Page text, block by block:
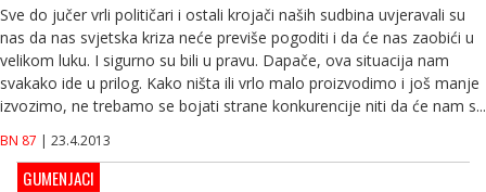
Sve do jučer vrli političari i ostali krojači naših sudbina uvjeravali su
nas da nas svjetska kriza neće previše pogoditi i da će nas zaobići u
velikom luku. I sigurno su bili u pravu. Dapače, ova situacija nam
svakako ide u prilog. Kako ništa ili vrlo malo proizvodimo i još manje
izvozimo, ne trebamo se bojati strane konkurencije niti da će nam s...
BN 87 | 23.4.2013
GUMENJACI